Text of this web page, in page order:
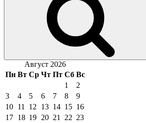
Август 2026
Пн Вт Ср Чт Пт Сб Вс
1
2
3
4 5 6 7 8
9
10 11 12 13 14 15 16
17 18 19 20 21 22 23